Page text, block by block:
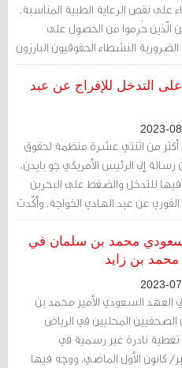
على نقص الرعاية الطبية المناسبة.
الّذين حُرِموا من الحصول على
الضرورية النشطاء الحقوقيون البارزون
الخواجة وعبد الجليل السنكيس
المعتقلون منذ احتجاجاتهم
التدخل للإفراج عن عبد
من اثنتي عشرة منظمة لحقوق
رسالة إلى الرئيس الأمريكي جو بايدن،
للتدخل والضغط على البحرين
الفوري عن عبد الهادي الخواجة. وأكّدت
في الرسالة أنّ "احترام حقوق
يرتبط ارتباطًا وثيقًا بمصالح الأمن
المتحدة، وأن استمرار حجز
البحريني البارز عن حقوق الإنسان لدى
واحتمال وفاته يهددان تلك المصالح"
"وضع الخواجة خطير ويتطلب
محمد بن سلمان في
محمد بن زايد
العهد السعودي الأمير محمد بن
المحليين في الرياض
نادرة غير رسمية في
كانون الأول الماضي، ووجه فيها